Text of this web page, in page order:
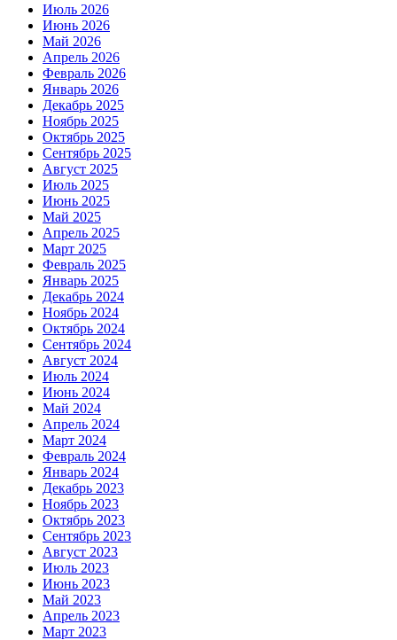
Июль 2026
Июнь 2026
Май 2026
Апрель 2026
Февраль 2026
Январь 2026
Декабрь 2025
Ноябрь 2025
Октябрь 2025
Сентябрь 2025
Август 2025
Июль 2025
Июнь 2025
Май 2025
Апрель 2025
Март 2025
Февраль 2025
Январь 2025
Декабрь 2024
Ноябрь 2024
Октябрь 2024
Сентябрь 2024
Август 2024
Июль 2024
Июнь 2024
Май 2024
Апрель 2024
Март 2024
Февраль 2024
Январь 2024
Декабрь 2023
Ноябрь 2023
Октябрь 2023
Сентябрь 2023
Август 2023
Июль 2023
Июнь 2023
Май 2023
Апрель 2023
Март 2023